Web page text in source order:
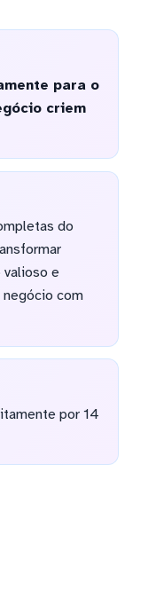
para o
criem
do
e
com
por 14